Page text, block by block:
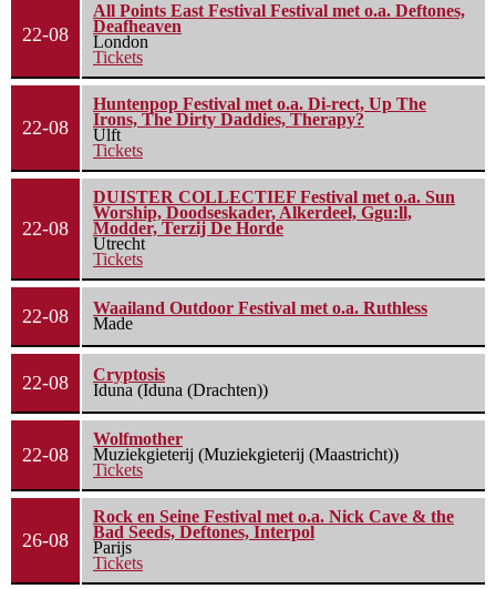
22-08
All Points East Festival Festival met o.a. Deftones,
Deafheaven
London
Tickets
22-08
Huntenpop Festival met o.a. Di-rect, Up The
Irons, The Dirty Daddies, Therapy?
Ulft
Tickets
22-08
DUISTER COLLECTIEF Festival met o.a. Sun
Worship, Doodseskader, Alkerdeel, Ggu:ll,
Modder, Terzij De Horde
Utrecht
Tickets
22-08
Waailand Outdoor Festival met o.a. Ruthless
Made
22-08
Cryptosis
Iduna (Iduna (Drachten))
22-08
Wolfmother
Muziekgieterij (Muziekgieterij (Maastricht))
Tickets
26-08
Rock en Seine Festival met o.a. Nick Cave & the
Bad Seeds, Deftones, Interpol
Parijs
Tickets